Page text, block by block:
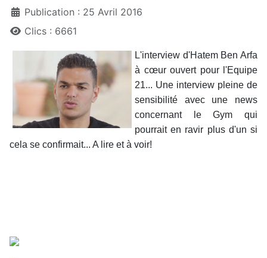
Publication : 25 Avril 2016
Clics : 6661
L'interview d'Hatem Ben Arfa
à cœur ouvert pour l'Equipe
21... Une interview pleine de
sensibilité avec une news
concernant le Gym qui
pourrait en ravir plus d'un si
cela se confirmait... A lire et à voir!